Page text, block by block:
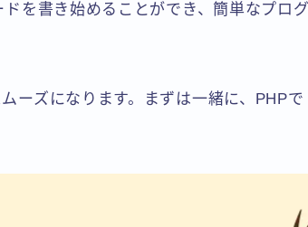
を書き始めることができ、簡単なプログ
ーズになります。まずは一緒に、PHPで